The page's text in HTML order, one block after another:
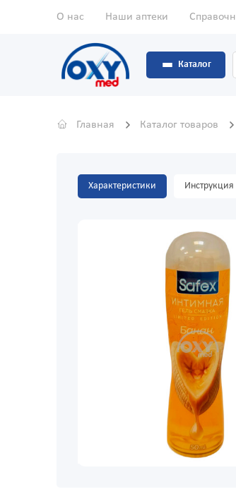
О нас Наши аптеки
Каталог
Главная Каталог товаров
Характеристики